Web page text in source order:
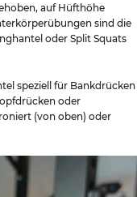
auf Hüfthöhe
sind die
oder Split Squats
speziell für Bankdrücken
oder
(von oben) oder